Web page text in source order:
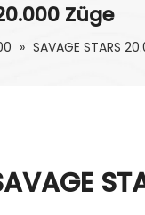
Züge
» SAVAGE STARS